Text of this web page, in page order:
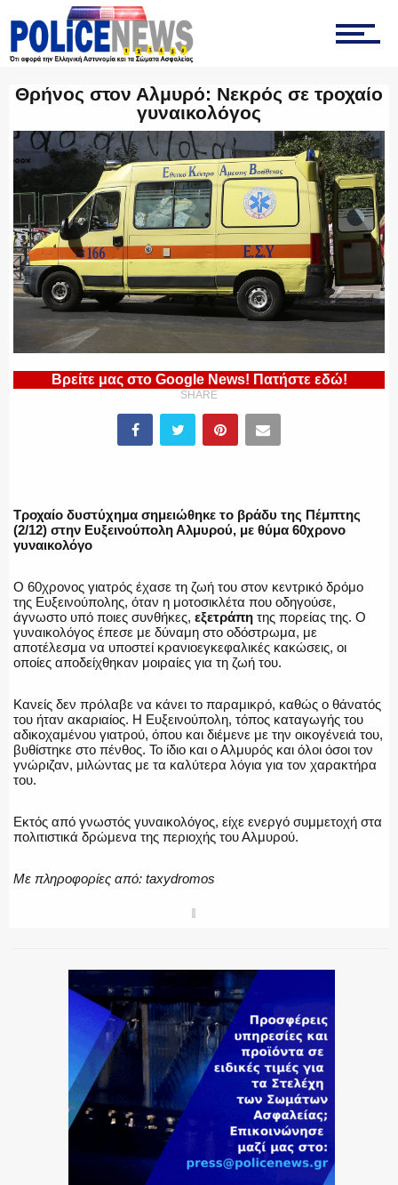
ΤΡΟΧΑΙΑ
ΟΠΚΕ
ΟΜΑΔΑ “Ζ”
ΠΥΡΟΣΒΕΣΤΙΚΗ
ΛΙΜΕΝΙΚΟ
ΕΝΟΠΛΕΣ ΔΥΝΑΜΕΙΣ
ΕΚΑΒ
ΟΠΛΑ/ΕΞΟΠΛΙΣΜΟΣ
Θρήνος στον Αλμυρό: Νεκρός σε τροχαίο
γυναικολόγος
Βρείτε μας στο Google News! Πατήστε εδώ!
SHARE
Τροχαίο δυστύχημα σημειώθηκε το βράδυ της Πέμπτης
(2/12) στην Ευξεινούπολη Αλμυρού, με θύμα 60χρονο
γυναικολόγο
Ο 60χρονος γιατρός έχασε τη ζωή του στον κεντρικό δρόμο
της Ευξεινούπολης, όταν η μοτοσικλέτα που οδηγούσε,
άγνωστο υπό ποιες συνθήκες, εξετράπη της πορείας της. Ο
γυναικολόγος έπεσε με δύναμη στο οδόστρωμα, με
αποτέλεσμα να υποστεί κρανιοεγκεφαλικές κακώσεις, οι
οποίες αποδείχθηκαν μοιραίες για τη ζωή του.
Κανείς δεν πρόλαβε να κάνει το παραμικρό, καθώς ο θάνατός
του ήταν ακαριαίος. Η Ευξεινούπολη, τόπος καταγωγής του
αδικοχαμένου γιατρού, όπου και διέμενε με την οικογένειά του,
βυθίστηκε στο πένθος. Το ίδιο και ο Αλμυρός και όλοι όσοι τον
γνώριζαν, μιλώντας με τα καλύτερα λόγια για τον χαρακτήρα
του.
Εκτός από γνωστός γυναικολόγος, είχε ενεργό συμμετοχή στα
πολιτιστικά δρώμενα της περιοχής του Αλμυρού.
Με πληροφορίες από: taxydromos
SHARE